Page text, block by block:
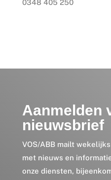
0348 405 250
Aanmelden
nieuwsbrief
VOS/ABB mailt
met nieuws en
onze diensten,